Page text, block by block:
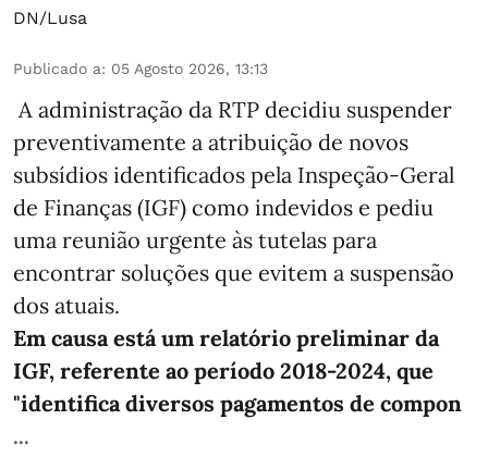
DN/Lusa
Publicado a: 05 Agosto 2026, 13:13
A administração da RTP decidiu suspender
preventivamente a atribuição de novos
subsídios identificados pela Inspeção-Geral
de Finanças (IGF) como indevidos e pediu
uma reunião urgente às tutelas para
encontrar soluções que evitem a suspensão
dos atuais.
Em causa está um relatório preliminar da
IGF, referente ao período 2018-2024, que
"identifica diversos pagamentos de compon
...